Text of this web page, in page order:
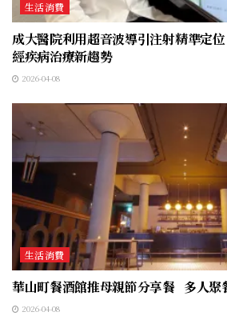
生活消費
成大醫院利用超音波導引注射精準定
經疾病治療新趨勢
2026-04-08
生活消費
華山町餐酒館推母親節分享餐 多人聚
2026-04-08